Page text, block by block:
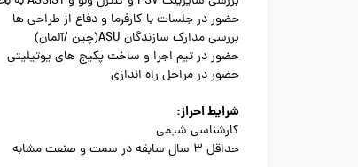
حضور در جلسات با کارفرما و دفاع از طراحی ها
بررسی مدارک سازندگان ASU(چین /آلمان)
حضور در تیم اجرا و ساخت پکیج های یوتیلیتی
حضور در مراحل راه اندازی
شرایط احراز:
کارشناسی شیمی
حداقل 3 سال سابقه در سمت و صنعت مشابه